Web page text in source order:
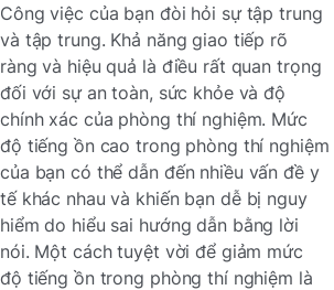
Công việc của bạn đòi hỏi sự tập trung
và tập trung. Khả năng giao tiếp rõ
ràng và hiệu quả là điều rất quan trọng
đối với sự an toàn, sức khỏe và độ
chính xác của phòng thí nghiệm. Mức
độ tiếng ồn cao trong phòng thí nghiệm
của bạn có thể dẫn đến nhiều vấn đề y
tế khác nhau và khiến bạn dễ bị nguy
hiểm do hiểu sai hướng dẫn bằng lời
nói. Một cách tuyệt vời để giảm mức
độ tiếng ồn trong phòng thí nghiệm là